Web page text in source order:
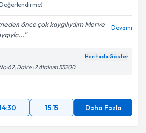
işlenmesine ilişkinAydınlatma
okudum ve kişisel verilerimin belirtilen
Değerlendirme)
önce çok kaygılıydım Merve
Devamı
Haritada Göster
Daire : 2 Atakum 55200
14:30 15:15 Daha Fazla